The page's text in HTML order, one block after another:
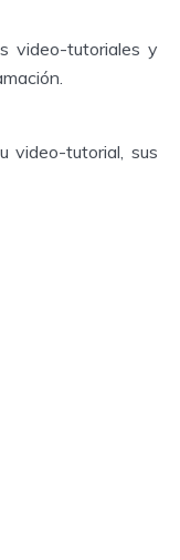
video-tutoriales y
video-tutorial, sus